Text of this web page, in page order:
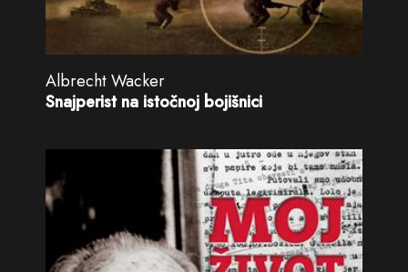
Albrecht Wacker
Snajperist na istočnoj bojišnici